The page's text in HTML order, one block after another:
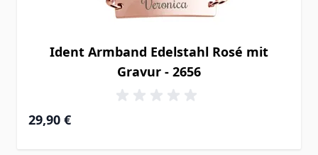
Ident Armband Edelstahl Rosé mit
Gravur - 2656
29,90 €